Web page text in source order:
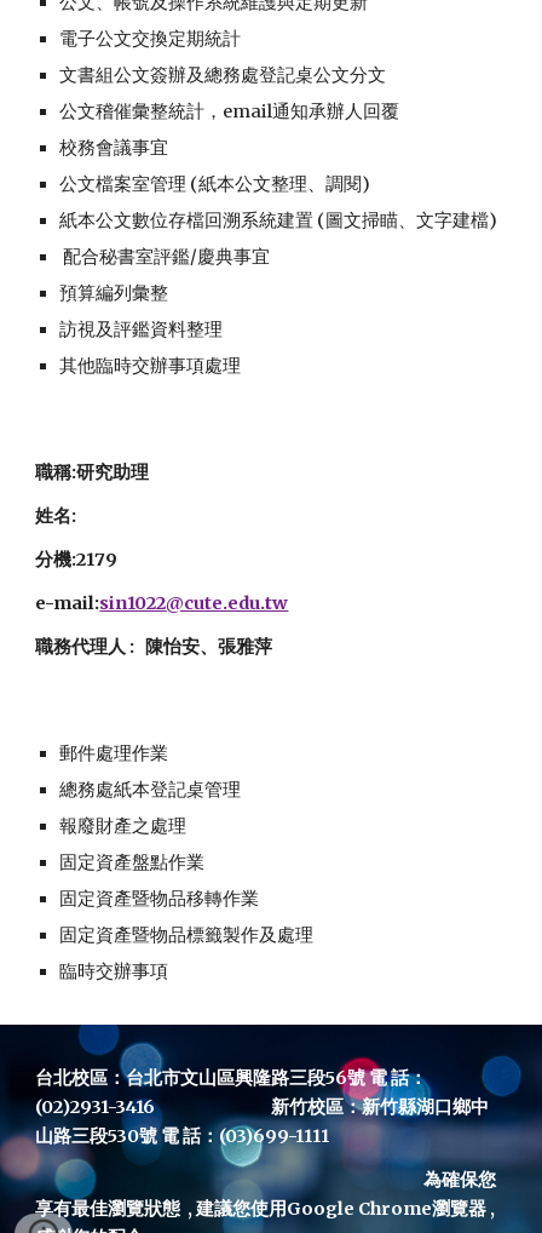
電子公文交換定期統計
文書組公文簽辦及總務處登記桌公文分文
公文稽催彙整統計，email通知承辦人回覆
校務會議事宜
公文檔案室管理 (紙本公文整理、調閱)
紙本公文數位存檔回溯系統建置 (圖文掃瞄、文字建檔)
配合秘書室評鑑/慶典事宜
預算編列彙整
訪視及評鑑資料整理
其他臨時交辦事項處理
職稱:研究助理
姓名:
分機:2179
e-mail:sin1022@cute.edu.tw
職務代理人 : 陳怡安、張雅萍
郵件處理作業
總務處紙本登記桌管理
報廢財產之處理
固定資產盤點作業
固定資產暨物品移轉作業
固定資產暨物品標籤製作及處理
臨時交辦事項
台北校區：台北市文山區興隆路三段56號 電 話：
(02)2931-3416 新竹校區：新竹縣湖口鄉中
山路三段530號 電 話：(03)699-1111
為確保您
享有最佳瀏覽狀態 , 建議您使用Google Chrome瀏覽器 ,